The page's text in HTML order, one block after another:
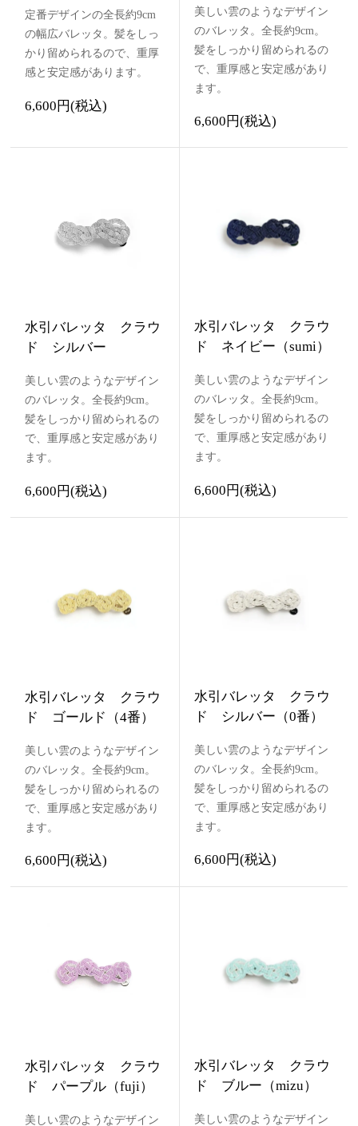
定番デザインの全長約9cm
の幅広バレッタ。髪をしっ
かり留められるので、重厚
感と安定感があります。
6,600円(税込)
美しい雲のようなデザイン
のバレッタ。全長約9cm。
髪をしっかり留められるの
で、重厚感と安定感があり
ます。
6,600円(税込)
水引バレッタ クラウ
ド シルバー
美しい雲のようなデザイン
のバレッタ。全長約9cm。
髪をしっかり留められるの
で、重厚感と安定感があり
ます。
6,600円(税込)
水引バレッタ クラウ
ド ネイビー（sumi）
美しい雲のようなデザイン
のバレッタ。全長約9cm。
髪をしっかり留められるの
で、重厚感と安定感があり
ます。
6,600円(税込)
水引バレッタ クラウ
ド ゴールド（4番）
美しい雲のようなデザイン
のバレッタ。全長約9cm。
髪をしっかり留められるの
で、重厚感と安定感があり
ます。
6,600円(税込)
水引バレッタ クラウ
ド シルバー（0番）
美しい雲のようなデザイン
のバレッタ。全長約9cm。
髪をしっかり留められるの
で、重厚感と安定感があり
ます。
6,600円(税込)
水引バレッタ クラウ
ド パープル（fuji）
美しい雲のようなデザイン
水引バレッタ クラウ
ド ブルー（mizu）
美しい雲のようなデザイン